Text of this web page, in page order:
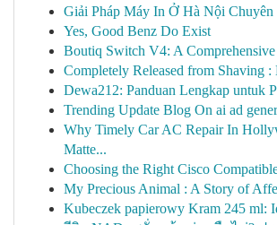
Giải Pháp Máy In Ở Hà Nội Chuyên
Yes, Good Benz Do Exist
Boutiq Switch V4: A
Completely Released from Shaving :
Dewa212: Panduan Lengkap untuk
Trending Update Blog On ai ad
Why Timely Car AC Repair In
Matte...
Choosing the Right Cisco
My Precious Animal : A Story of
Kubeczek papierowy Kram 245 ml: